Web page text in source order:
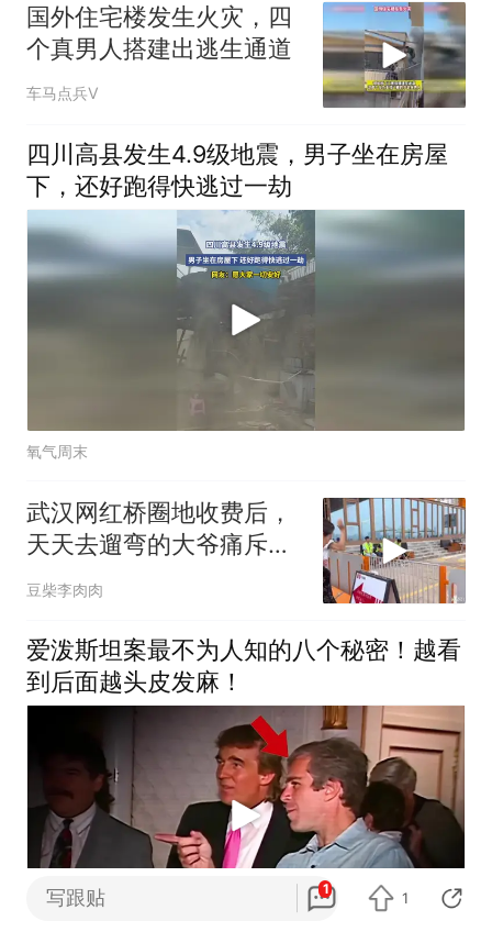
国外住宅楼发生火灾，四
个真男人搭建出逃生通道
车马点兵V
四川高县发生4.9级地震，男子坐在房屋
下，还好跑得快逃过一劫
氧气周末
武汉网红桥圈地收费后，
天天去遛弯的大爷痛斥占
据公共资源行为
豆柴李肉肉
爱泼斯坦案最不为人知的八个秘密！越看
到后面越头皮发麻！
写跟贴 1
1